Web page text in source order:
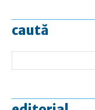
caută